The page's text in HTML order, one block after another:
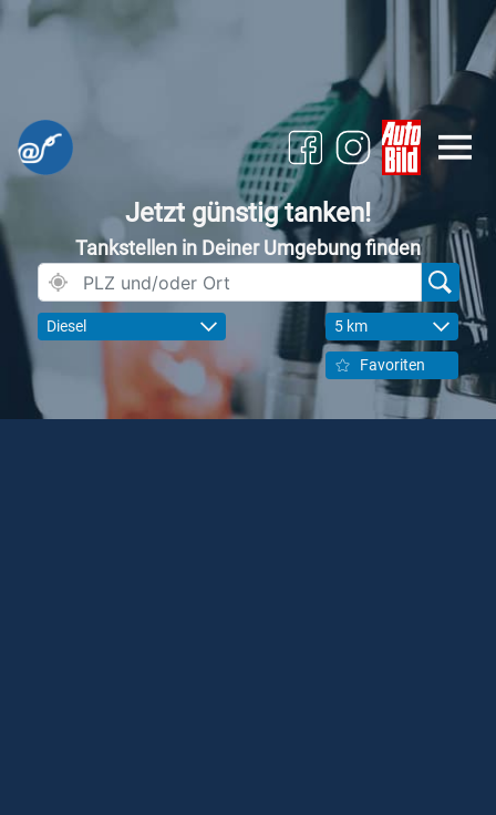
Jetzt günstig tanken!
Tankstellen in Deiner Umgebung finden
Diesel 5 km
Favoriten